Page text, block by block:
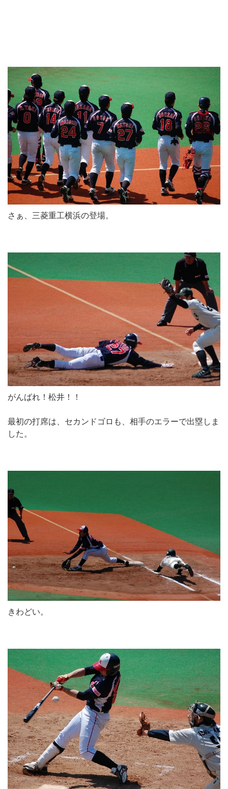
さぁ、三菱重工横浜の登場。
がんばれ！松井！！
最初の打席は、セカンドゴロも、相手のエラーで出塁しま
した。
きわどい。